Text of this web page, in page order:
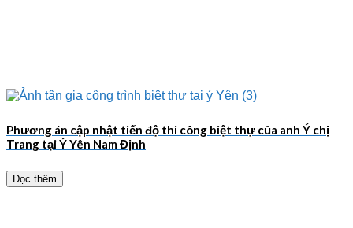
Phương án cập nhật tiến độ thi công biệt thự của anh Ý chị
Trang tại Ý Yên Nam Định
Đọc thêm